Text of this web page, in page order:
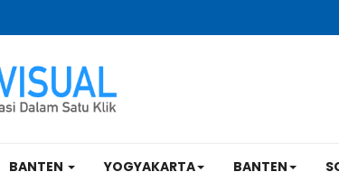
BANTEN YOGYAKARTA BANTEN